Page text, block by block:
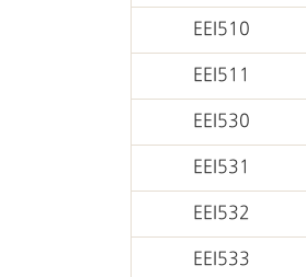
EEI510
EEI511
EEI530
EEI531
EEI532
EEI533